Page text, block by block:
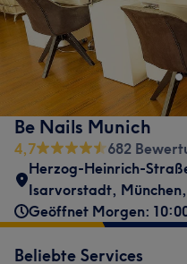
Be Nails Munich
4,7
682
Herzog-Heinrich-
Isarvorstadt, München,
Geöffnet Morgen:
Beliebte Services